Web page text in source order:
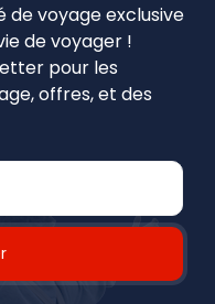
de voyage exclusive
de voyager !
pour les
offres, et des